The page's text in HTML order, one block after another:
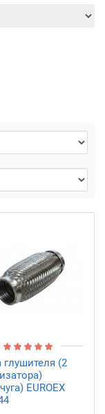
глушителя (2
EUROEX